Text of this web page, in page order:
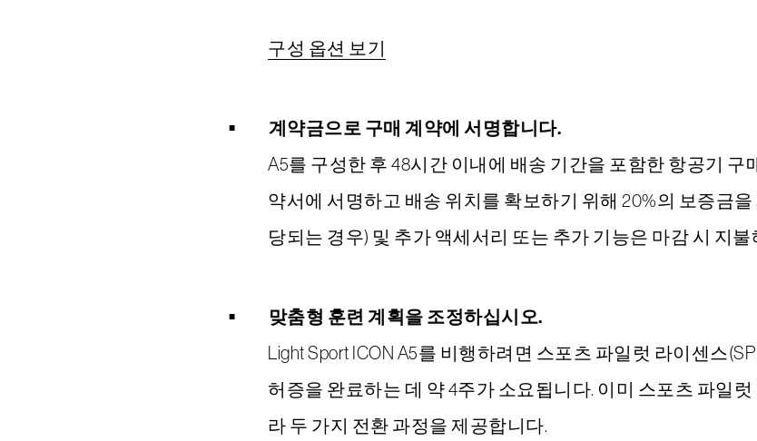
구성 옵션 보기
계약금으로 구매 계약에 서명합니다.
A5를 구성한 후 48시간 이내에 배송 기간을 포함한 항공기 구
약서에 서명하고 배송 위치를 확보하기 위해 20%의 보증금
당되는 경우) 및 추가 액세서리 또는 추가 기능은 마감 시 지
맞춤형 훈련 계획을 조정하십시오.
Light Sport ICON A5를 비행하려면 스포츠 파일럿 라이센스
허증을 완료하는 데 약 4주가 소요됩니다. 이미 스포츠 파일
라 두 가지 전환 과정을 제공합니다.